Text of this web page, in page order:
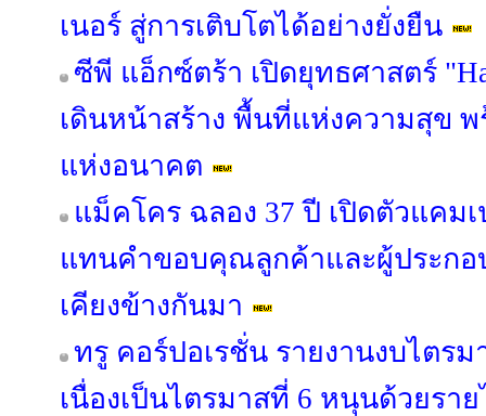
เนอร์ สู่การเติบโตได้อย่างยั่งยืน
ซีพี แอ็กซ์ตร้า เปิดยุทธศาสตร์
เดินหน้าสร้าง พื้นที่แห่งความสุข
แห่งอนาคต
แม็คโคร ฉลอง 37 ปี เปิดตัวแคม
แทนคำขอบคุณลูกค้าและผู้ประกอ
เคียงข้างกันมา
ทรู คอร์ปอเรชั่น รายงานงบไตรม
เนื่องเป็นไตรมาสที่ 6 หนุนด้วยรา